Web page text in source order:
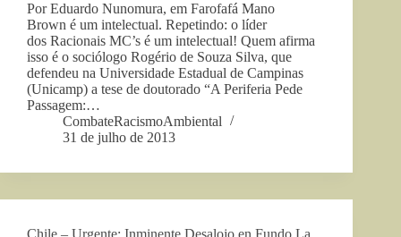
Por Eduardo Nunomura, em Farofafá Mano
Brown é um intelectual. Repetindo: o líder
dos Racionais MC’s é um intelectual! Quem afirma
isso é o sociólogo Rogério de Souza Silva, que
defendeu na Universidade Estadual de Campinas
(Unicamp) a tese de doutorado “A Periferia Pede
Passagem:…
CombateRacismoAmbiental
31 de julho de 2013